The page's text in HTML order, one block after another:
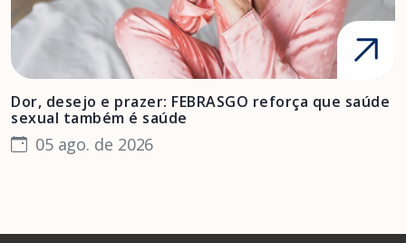
Dor, desejo e prazer: FEBRASGO reforça que saúde
sexual também é saúde
05 ago. de 2026